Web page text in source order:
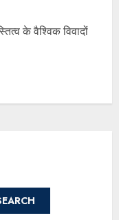
के वैश्विक विवादों